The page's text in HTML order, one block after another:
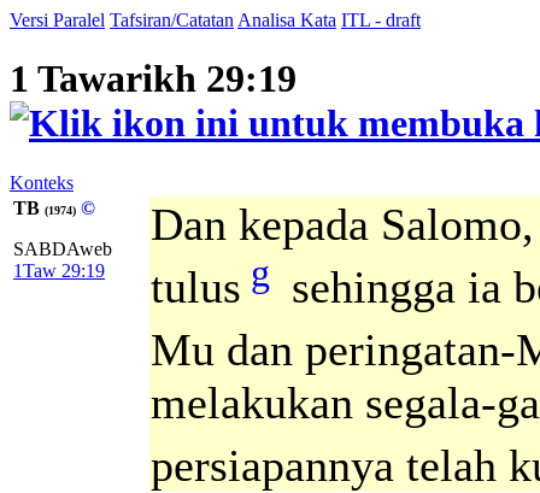
Versi Paralel Tafsiran/Catatan Analisa Kata ITL - draft
1 Tawarikh 29:19
Konteks
TB (1974) ©
SABDAweb
1Taw 29:19
Dan kepada
tulus g sehingga ia
Mu dan peringatan-
melakukan segala-
persiapannya telah